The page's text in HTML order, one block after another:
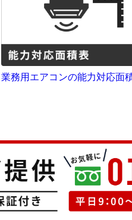
業務用エアコンの能力対応面